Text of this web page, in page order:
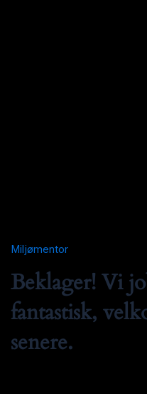
Miljømentor
Beklager! Vi
fantastisk,
senere.